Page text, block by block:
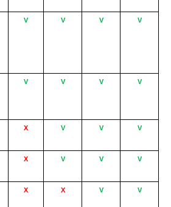
V V V V
V V V V
X V V V
X V V V
X X V V